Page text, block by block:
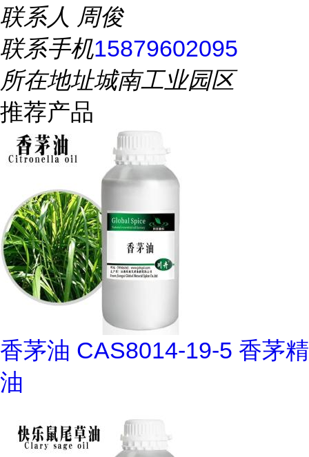
联系人 周俊
联系手机15879602095
所在地址城南工业园区
推荐产品
香茅油 CAS8014-19-5 香茅精
油